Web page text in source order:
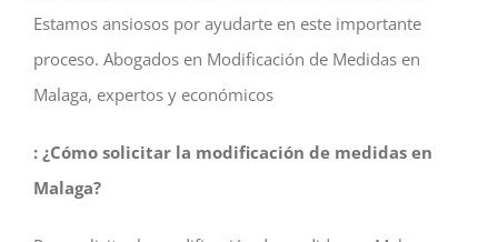
Estamos ansiosos por ayudarte en este importante
proceso. Abogados en Modificación de Medidas en
Malaga, expertos y económicos
: ¿Cómo solicitar la modificación de medidas en
Malaga?